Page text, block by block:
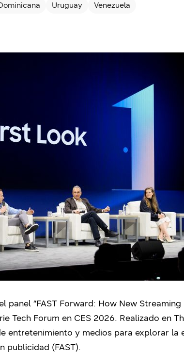
Uruguay Venezuela
panel “FAST Forward: How New
Tech Forum en CES 2026. Realizado en
entretenimiento y medios para explorar
publicidad (FAST).